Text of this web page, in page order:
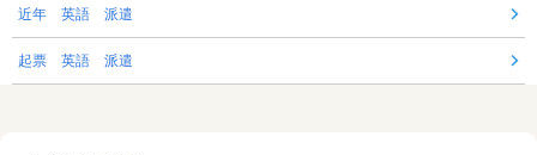
近年 英語 派遣
起票 英語 派遣